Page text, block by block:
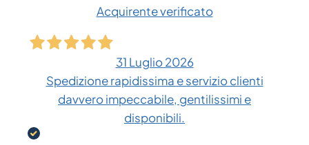
Acquirente verificato
31 Luglio 2026
Spedizione rapidissima e servizio clienti
davvero impeccabile, gentilissimi e
disponibili.